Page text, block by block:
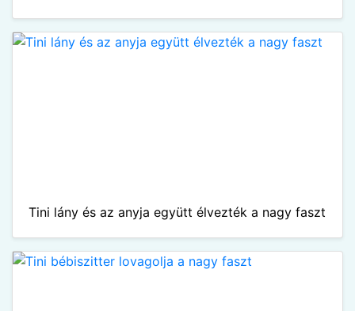
Tini lány és az anyja együtt élvezték a nagy faszt